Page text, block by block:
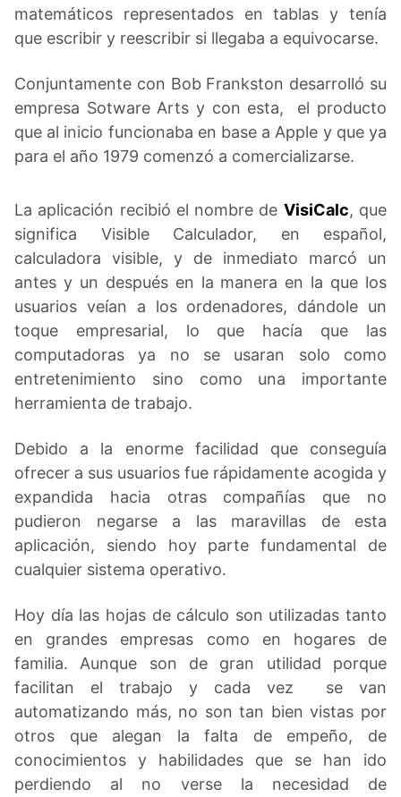
matemáticos representados en tablas y tenía
que escribir y reescribir si llegaba a equivocarse.
Conjuntamente con Bob Frankston desarrolló su
empresa Sotware Arts y con esta, el producto
que al inicio funcionaba en base a Apple y que ya
para el año 1979 comenzó a comercializarse.
La aplicación recibió el nombre de VisiCalc, que
significa Visible Calculador, en español,
calculadora visible, y de inmediato marcó un
antes y un después en la manera en la que los
usuarios veían a los ordenadores, dándole un
toque empresarial, lo que hacía que las
computadoras ya no se usaran solo como
entretenimiento sino como una importante
herramienta de trabajo.
Debido a la enorme facilidad que conseguía
ofrecer a sus usuarios fue rápidamente acogida y
expandida hacia otras compañías que no
pudieron negarse a las maravillas de esta
aplicación, siendo hoy parte fundamental de
cualquier sistema operativo.
Hoy día las hojas de cálculo son utilizadas tanto
en grandes empresas como en hogares de
familia. Aunque son de gran utilidad porque
facilitan el trabajo y cada vez se van
automatizando más, no son tan bien vistas por
otros que alegan la falta de empeño, de
conocimientos y habilidades que se han ido
perdiendo al no verse la necesidad de